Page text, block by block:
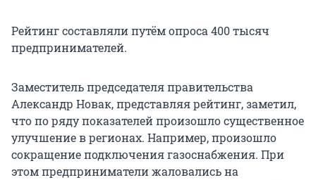
Рейтинг составляли путём опроса 400 тысяч
предпринимателей.
Заместитель председателя правительства
Александр Новак, представляя рейтинг, заметил,
что по ряду показателей произошло существенное
улучшение в регионах. Например, произошло
сокращение подключения газоснабжения. При
этом предприниматели жаловались на